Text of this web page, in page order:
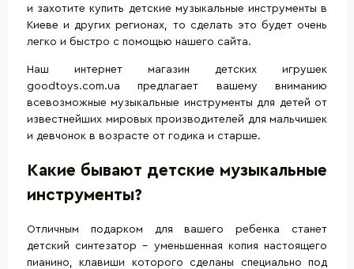
и захотите купить детские музыкальные инструменты в
Киеве и других регионах, то сделать это будет очень
легко и быстро с помощью нашего сайта.
Наш интернет магазин детских игрушек
goodtoys.com.ua предлагает вашему вниманию
всевозможные музыкальные инструменты для детей от
известнейших мировых производителей для мальчишек
и девчонок в возрасте от годика и старше.
Какие бывают детские музыкальные
инструменты?
Отличным подарком для вашего ребенка станет
детскийсинтезатор - уменьшенная копия настоящего
пианино, клавиши которого сделаны специально под